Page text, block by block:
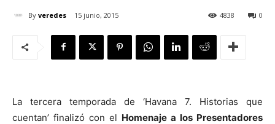
By veredes 15 junio, 2015 0
4838
La tercera temporada de ‘Havana 7. Historias que
cuentan’ finalizó con el Homenaje a los Presentadores